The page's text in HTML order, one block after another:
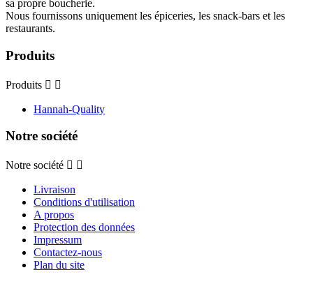
sa propre boucherie.
Nous fournissons uniquement les épiceries, les snack-bars et les
restaurants.
Produits
Produits  
Hannah-Quality
Notre société
Notre société  
Livraison
Conditions d'utilisation
A propos
Protection des données
Impressum
Contactez-nous
Plan du site